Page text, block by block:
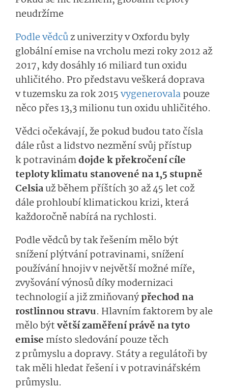
neudržíme
Podle vědcůz univerzity v Oxfordu byly
globální emise na vrcholu mezi roky 2012 až
2017, kdy dosáhly 16 miliard tun oxidu
uhličitého. Pro představu veškerá doprava
v tuzemsku za rok 2015vygenerovalapouze
něco přes 13,3 milionu tun oxidu uhličitého.
Vědci očekávají, že pokud budou tato čísla
dále růst a lidstvo nezmění svůj přístup
k potravinámdojde k překročení cíle
teploty klimatu stanovené na 1,5 stupně
Celsiauž během příštích 30 až 45 let což
dále prohloubí klimatickou krizi, která
každoročně nabírá na rychlosti.
Podle vědců by tak řešením mělo být
snížení plýtvání potravinami, snížení
používání hnojiv v největší možné míře,
zvyšování výnosů díky modernizaci
technologií a již zmiňovanýpřechod na
rostlinnou stravu. Hlavním faktorem by ale
mělo býtvětší zaměření právě na tyto
emise místo sledování pouze těch
z průmyslu a dopravy. Státy a regulátoři by
tak měli hledat řešení i v potravinářském
průmyslu.